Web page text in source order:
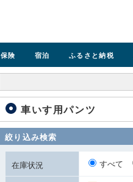
保険 宿泊 ふるさと納税
車いす用パンツ
絞り込み検索
在庫状況 すべて